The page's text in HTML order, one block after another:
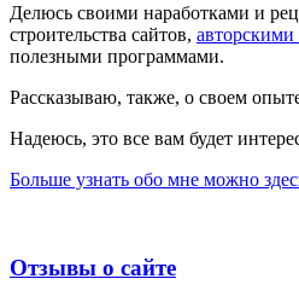
Делюсь своими наработками и
строительства сайтов, авторскими
полезными программами.
Рассказываю, также, о своем
Надеюсь, это все вам будет
Больше узнать обо мне можно
Отзывы о сайте